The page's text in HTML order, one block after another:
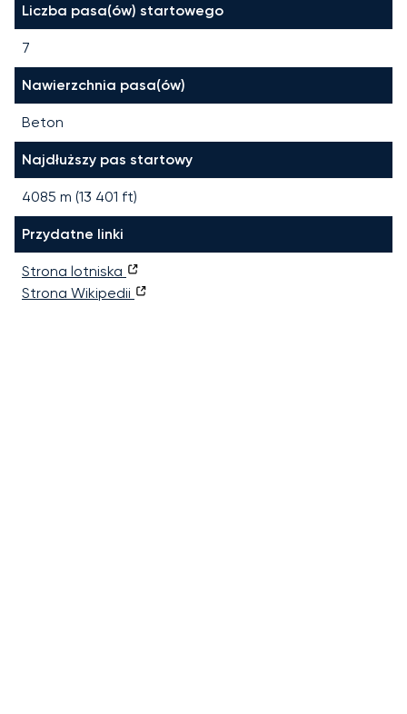
Liczba pasa(ów) startowego
7
Nawierzchnia pasa(ów)
Beton
Najdłuższy pas startowy
4085 m (13 401 ft)
Przydatne linki
Strona lotniska
Strona Wikipedii